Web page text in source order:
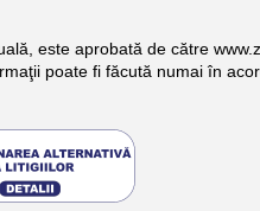
este aprobată de către
poate fi făcută numai în